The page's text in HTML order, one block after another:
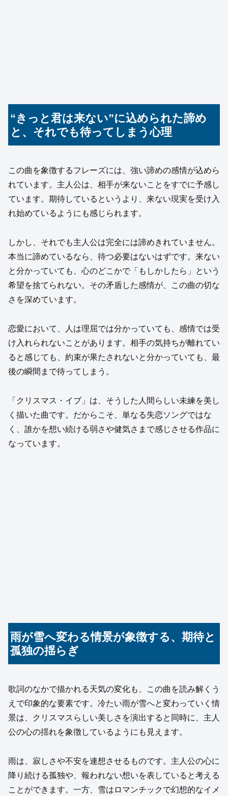
“きっと君は来ない”に込められた諦め
と、それでも待ってしまう心理
この曲を象徴するフレーズには、強い諦めの感情が込めら
れています。主人公は、相手が来ないことをすでに予感し
ています。期待しているというより、来ない現実を受け入
れ始めているようにも感じられます。
しかし、それでも主人公は完全には諦めきれていません。
本当に諦めているなら、待つ必要はないはずです。来ない
と分かっていても、心のどこかで「もしかしたら」という
希望を捨てられない。その矛盾した感情が、この曲の切な
さを深めています。
恋愛において、人は理屈では分かっていても、感情では受
け入れられないことがあります。相手の気持ちが離れてい
ると感じても、約束が果たされないと分かっていても、最
後の瞬間まで待ってしまう。
「クリスマス・イブ」は、そうした人間らしい未練を美し
く描いた曲です。だからこそ、単なる失恋ソングではな
く、誰かを想い続ける弱さや健気さまで感じさせる作品に
なっています。
雨が雪へ変わる情景が象徴する、期待と
孤独の揺らぎ
歌詞のなかで描かれる天気の変化も、この曲を読み解くう
えで印象的な要素です。冷たい雨が雪へと変わっていく情
景は、クリスマスらしい美しさを演出すると同時に、主人
公の心の揺れを象徴しているようにも見えます。
雨は、寂しさや不安を連想させるものです。主人公の心に
降り続ける孤独や、報われない想いを表していると考える
ことができます。一方、雪はロマンチックで幻想的なイメ